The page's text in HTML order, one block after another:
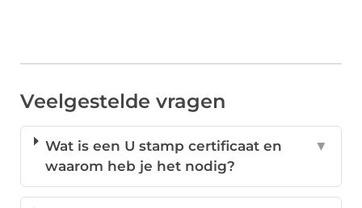
Veelgestelde vragen
Wat is een U stamp certificaat en
waarom heb je het nodig?
▼